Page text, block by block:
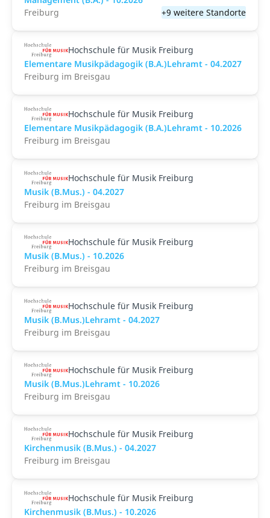
Freiburg
+9 weitere Standorte
Hochschule für Musik Freiburg
Elementare Musikpädagogik (B.A.)Lehramt - 04.2027
Freiburg im Breisgau
Hochschule für Musik Freiburg
Elementare Musikpädagogik (B.A.)Lehramt - 10.2026
Freiburg im Breisgau
Hochschule für Musik Freiburg
Musik (B.Mus.) - 04.2027
Freiburg im Breisgau
Hochschule für Musik Freiburg
Musik (B.Mus.) - 10.2026
Freiburg im Breisgau
Hochschule für Musik Freiburg
Musik (B.Mus.)Lehramt - 04.2027
Freiburg im Breisgau
Hochschule für Musik Freiburg
Musik (B.Mus.)Lehramt - 10.2026
Freiburg im Breisgau
Hochschule für Musik Freiburg
Kirchenmusik (B.Mus.) - 04.2027
Freiburg im Breisgau
Hochschule für Musik Freiburg
Kirchenmusik (B.Mus.) - 10.2026